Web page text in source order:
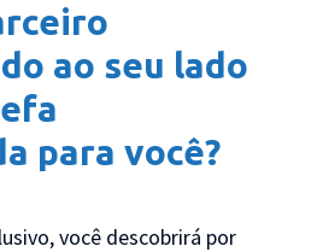
ao seu lado
para você?
você descobrirá por